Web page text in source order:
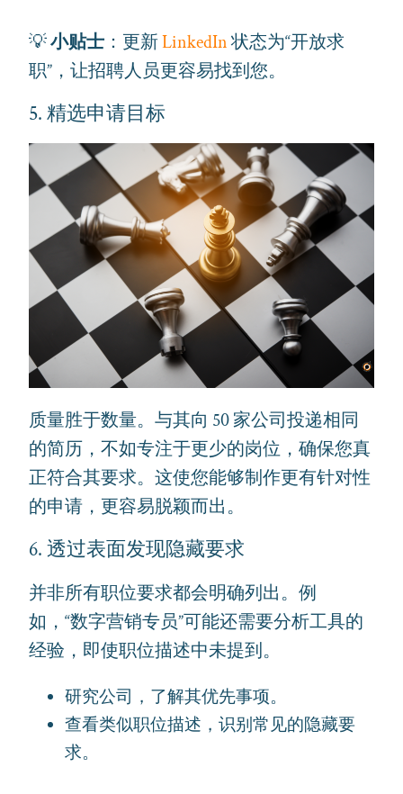
💡小贴士 ：更新LinkedIn状态为“开放求
职”，让招聘人员更容易找到您。
5. 精选申请目标
质量胜于数量。与其向 50 家公司投递相同
的简历，不如专注于更少的岗位，确保您真
正符合其要求。这使您能够制作更有针对性
的申请，更容易脱颖而出。
6. 透过表面发现隐藏要求
并非所有职位要求都会明确列出。例
如，“数字营销专员”可能还需要分析工具的
经验，即使职位描述中未提到。
研究公司，了解其优先事项。
查看类似职位描述，识别常见的隐藏要
求。